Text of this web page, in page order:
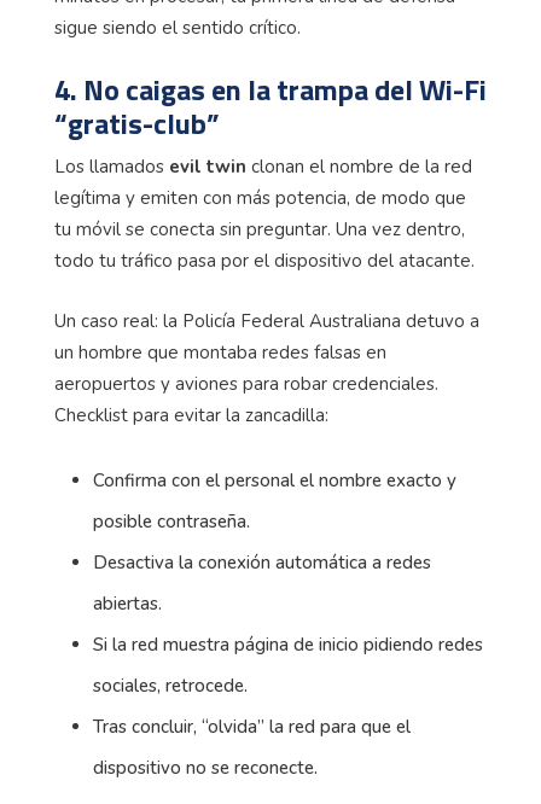
sigue siendo el sentido crítico.
4. No caigas en la trampa del Wi-Fi
“gratis-club”
Los llamados evil twin clonan el nombre de la red
legítima y emiten con más potencia, de modo que
tu móvil se conecta sin preguntar. Una vez dentro,
todo tu tráfico pasa por el dispositivo del atacante.
Un caso real: la Policía Federal Australiana detuvo a
un hombre que montaba redes falsas en
aeropuertos y aviones para robar credenciales.
Checklist para evitar la zancadilla:
Confirma con el personal el nombre exacto y
posible contraseña.
Desactiva la conexión automática a redes
abiertas.
Si la red muestra página de inicio pidiendo redes
sociales, retrocede.
Tras concluir, “olvida” la red para que el
dispositivo no se reconecte.